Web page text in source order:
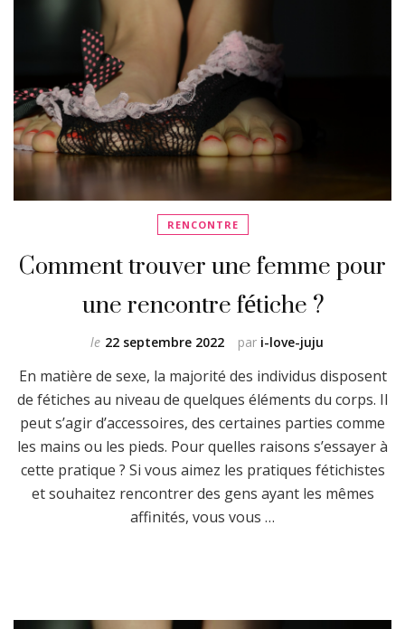
RENCONTRE
Comment trouver une femme pour
une rencontre fétiche ?
par i-love-juju
le 22 septembre 2022
En matière de sexe, la majorité des individus disposent
de fétiches au niveau de quelques éléments du corps. Il
peut s’agir d’accessoires, des certaines parties comme
les mains ou les pieds. Pour quelles raisons s’essayer à
cette pratique ? Si vous aimez les pratiques fétichistes
et souhaitez rencontrer des gens ayant les mêmes
affinités, vous vous …